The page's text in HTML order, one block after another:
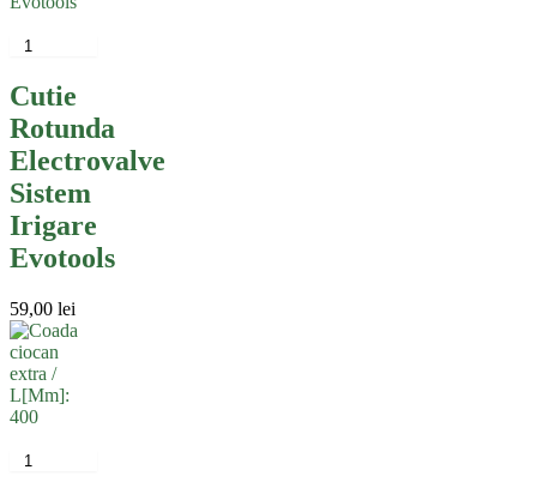
Cutie
Rotunda
Electrovalve
Sistem
Irigare
Evotools
59,00 lei